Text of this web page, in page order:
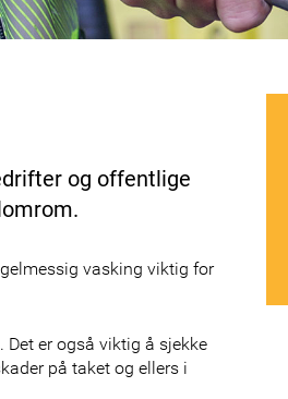
og offentlige
vasking viktig for
er også viktig å sjekke
på taket og ellers i